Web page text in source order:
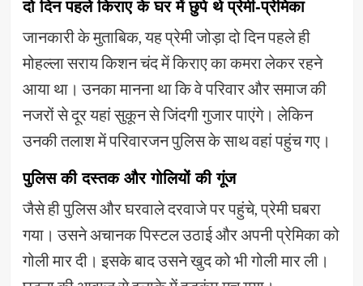
दो दिन पहले किराए के घर में छुपे थे प्रेमी-प्रेमिका
जानकारी के मुताबिक, यह प्रेमी जोड़ा दो दिन पहले ही
मोहल्ला सराय किशन चंद में किराए का कमरा लेकर रहने
आया था। उनका मानना था कि वे परिवार और समाज की
नजरों से दूर यहां सुकून से जिंदगी गुजार पाएंगे। लेकिन
उनकी तलाश में परिवारजन पुलिस के साथ वहां पहुंच गए।
पुलिस की दस्तक और गोलियों की गूंज
जैसे ही पुलिस और घरवाले दरवाजे पर पहुंचे, प्रेमी घबरा
गया। उसने अचानक पिस्टल उठाई और अपनी प्रेमिका को
गोली मार दी। इसके बाद उसने खुद को भी गोली मार ली।